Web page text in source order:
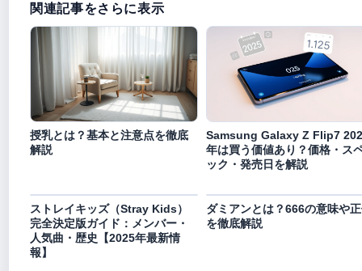
関連記事をさらに表示
授乳とは？基本と注意点を徹底
解説
Samsung Galaxy Z Flip7
年は買う価値あり？価格・ス
ック・発売日を解説
ストレイキッズ（Stray Kids）
完全決定版ガイド：メンバー・
人気曲・歴史【2025年最新情
報】
ダミアンとは？666の意味や
を徹底解説